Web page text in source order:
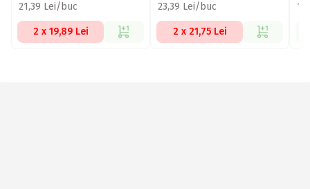
21,39 Lei/buc
2 x 19,89 Lei
23,39 Lei/buc
2 x 21,75 Lei